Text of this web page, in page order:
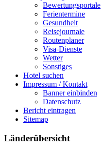
Bewertungsportale
Ferientermine
Gesundheit
Reisejournale
Routenplaner
Visa-Dienste
Wetter
Sonstiges
Hotel suchen
Impressum / Kontakt
Banner einbinden
Datenschutz
Bericht eintragen
Sitemap
Länderübersicht